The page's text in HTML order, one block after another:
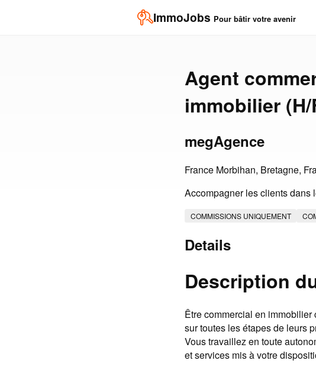
ImmoJobs Pour bâtir votre avenir
Agent
immobilier (H/
megAgence
France Morbihan, Bretagne,
Accompagner les clients dans
COMMISSIONS UNIQUEMENT
Details
Description
Être commercial en
sur toutes les étapes de leurs
Vous travaillez en toute
et services mis à votre